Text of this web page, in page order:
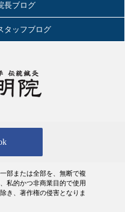
長ブログ
タッフブログ
部または全部を、無断で複
私的かつ非商業目的で使用
き、著作権の侵害となりま